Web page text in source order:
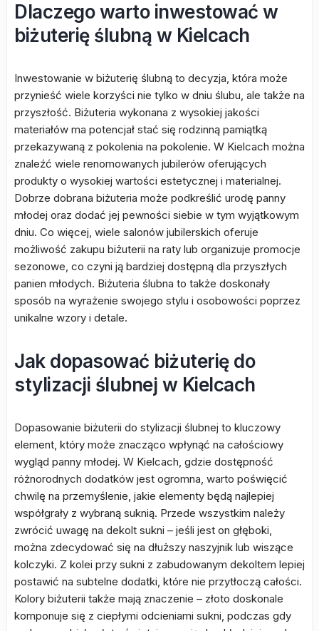
Dlaczego warto inwestować w
biżuterię ślubną w Kielcach
Inwestowanie w biżuterię ślubną to decyzja, która może
przynieść wiele korzyści nie tylko w dniu ślubu, ale także na
przyszłość. Biżuteria wykonana z wysokiej jakości
materiałów ma potencjał stać się rodzinną pamiątką
przekazywaną z pokolenia na pokolenie. W Kielcach można
znaleźć wiele renomowanych jubilerów oferujących
produkty o wysokiej wartości estetycznej i materialnej.
Dobrze dobrana biżuteria może podkreślić urodę panny
młodej oraz dodać jej pewności siebie w tym wyjątkowym
dniu. Co więcej, wiele salonów jubilerskich oferuje
możliwość zakupu biżuterii na raty lub organizuje promocje
sezonowe, co czyni ją bardziej dostępną dla przyszłych
panien młodych. Biżuteria ślubna to także doskonały
sposób na wyrażenie swojego stylu i osobowości poprzez
unikalne wzory i detale.
Jak dopasować biżuterię do
stylizacji ślubnej w Kielcach
Dopasowanie biżuterii do stylizacji ślubnej to kluczowy
element, który może znacząco wpłynąć na całościowy
wygląd panny młodej. W Kielcach, gdzie dostępność
różnorodnych dodatków jest ogromna, warto poświęcić
chwilę na przemyślenie, jakie elementy będą najlepiej
współgrały z wybraną suknią. Przede wszystkim należy
zwrócić uwagę na dekolt sukni – jeśli jest on głęboki,
można zdecydować się na dłuższy naszyjnik lub wiszące
kolczyki. Z kolei przy sukni z zabudowanym dekoltem lepiej
postawić na subtelne dodatki, które nie przytłoczą całości.
Kolory biżuterii także mają znaczenie – złoto doskonale
komponuje się z ciepłymi odcieniami sukni, podczas gdy